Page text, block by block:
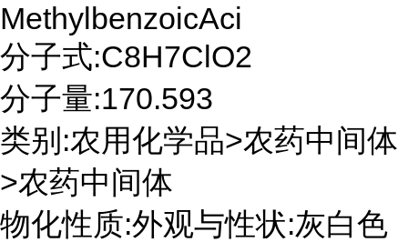
MethylbenzoicAci
分子式:C8H7ClO2
分子量:170.593
类别:农用化学品>农药中间体
>农药中间体
物化性质:外观与性状:灰白色